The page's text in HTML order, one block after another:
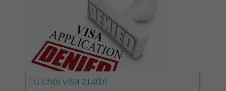
Từ chối visa 214(b)